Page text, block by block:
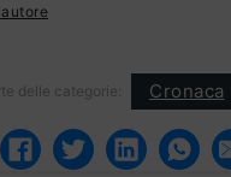
delle categorie: Cronaca